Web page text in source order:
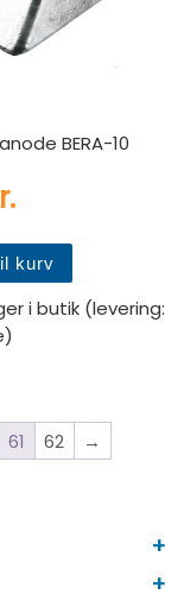
BERA-10
kurv
i butik (levering:
61 62 →
+
+